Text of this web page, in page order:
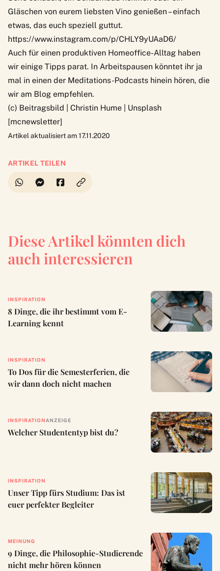
Gläschen von eurem liebsten Vino genießen – einfach
etwas, das euch speziell guttut.
https://www.instagram.com/p/CHLY9yUAaD6/
Auch für einen produktiven Homeoffice-Alltag haben
wir einige Tipps parat. In Arbeitspausen könntet ihr ja
mal in einen der Meditations-Podcasts hinein hören, die
wir am Blog empfehlen.
(c) Beitragsbild | Christin Hume | Unsplash
[mcnewsletter]
Artikel aktualisiert am 17.11.2020
ARTIKEL TEILEN
Diese Artikel könnten dich
auch interessieren
INSPIRATION
8 Dinge, die ihr bestimmt vom E-
Learning kennt
INSPIRATION
To Dos für die Semesterferien, die
wir dann doch nicht machen
INSPIRATION ANZEIGE
Welcher Studententyp bist du?
INSPIRATION
Unser Tipp fürs Studium: Das ist
euer perfekter Begleiter
MEINUNG
9 Dinge, die Philosophie-Studierende
nicht mehr hören können